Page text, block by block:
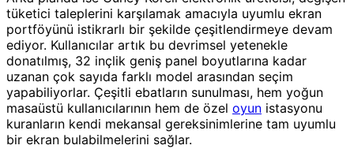
tüketici taleplerini karşılamak amacıyla uyumlu ekran
portföyünü istikrarlı bir şekilde çeşitlendirmeye devam
ediyor. Kullanıcılar artık bu devrimsel yetenekle
donatılmış, 32 inçlik geniş panel boyutlarına kadar
uzanan çok sayıda farklı model arasından seçim
yapabiliyorlar. Çeşitli ebatların sunulması, hem yoğun
masaüstü kullanıcılarının hem de özel oyun istasyonu
kuranların kendi mekansal gereksinimlerine tam uyumlu
bir ekran bulabilmelerini sağlar.